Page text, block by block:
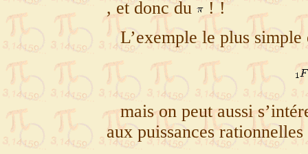
, et donc du ! !
L’exemple le plus simple
mais on peut aussi
aux puissances